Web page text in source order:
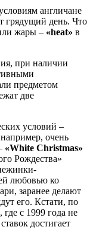
англичане
грядущий день. Что
жары – «heat» в
при наличии
предметом
две
условий –
очень
«White Christmas»
Рождества»
любовью ко
заранее делают
его. Кстати, по
с 1999 года не
достигает